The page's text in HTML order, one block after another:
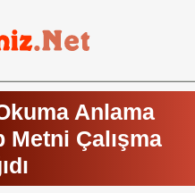
Anlama
Metni Çalışma